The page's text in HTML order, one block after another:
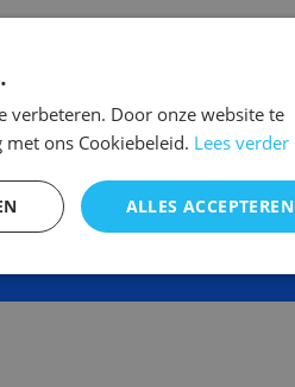
en werkt ook
verbeteren. Door onze website te
ons Cookiebeleid. Lees verder
ALLES ACCEPTEREN